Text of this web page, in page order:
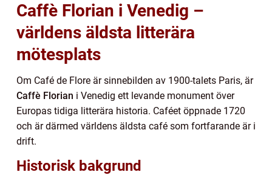
Caffè Florian i Venedig –
världens äldsta litterära
mötesplats
Om Café de Flore är sinnebilden av 1900-talets Paris, är
Caffè Florian i Venedig ett levande monument över
Europas tidiga litterära historia. Caféet öppnade 1720
och är därmed världens äldsta café som fortfarande är i
drift.
Historisk bakgrund